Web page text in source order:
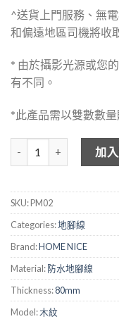
^送貨上門服務、無
和偏遠地區司機將收
* 由於攝影光源或您
有不同。
*此產品需以雙數數量
HOME NICE 防水牆腳線
加
SKU:PM02
Categories:地腳線
Brand:HOME NICE
Material: 防水地腳線
Thickness:80mm
Model:木紋